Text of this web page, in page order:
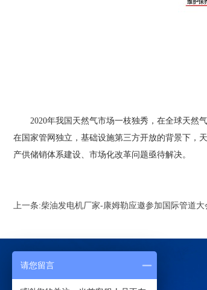
2020年我国天然气市场一枝独秀，在全球天然气
在国家管网独立，基础设施第三方开放的背景下，
产供储销体系建设、市场化改革问题亟待解决。
上一条:柴油发电机厂家-康姆勒应邀参加国际管道大
请您留言